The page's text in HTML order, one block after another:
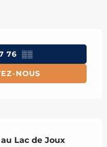
76 ▒▒
NOUS
Lac de Joux